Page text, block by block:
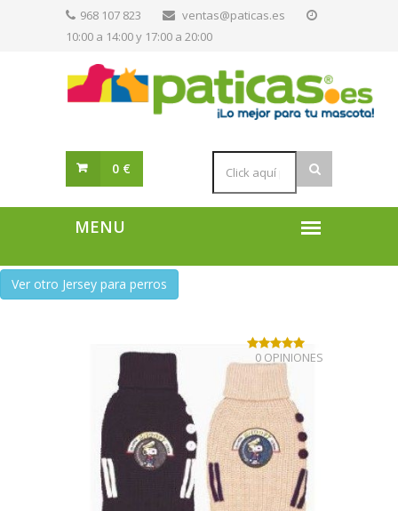
968 107 823
ventas@paticas.es
10:00 a 14:00 y 17:00 a 20:00
0 €
Ver otro Jersey para perros
0 OPINIONES